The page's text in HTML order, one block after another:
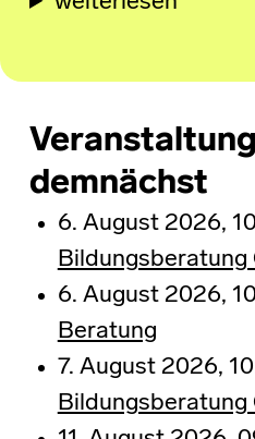
demnächst
6. August 2026,
Bildungsberatung
6. August 2026,
Beratung
7. August 2026,
Bildungsberatung